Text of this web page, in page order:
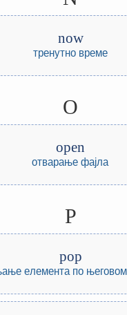
now
тренутно време
O
open
отварање фајла
P
pop
елемента по